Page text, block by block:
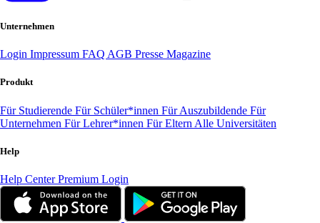
Unternehmen
Login Impressum FAQ AGB Presse Magazine
Produkt
Für Studierende Für Schüler*innen Für Auszubildende Für
Unternehmen Für Lehrer*innen Für Eltern Alle Universitäten
Help
Help CenterPremium Login